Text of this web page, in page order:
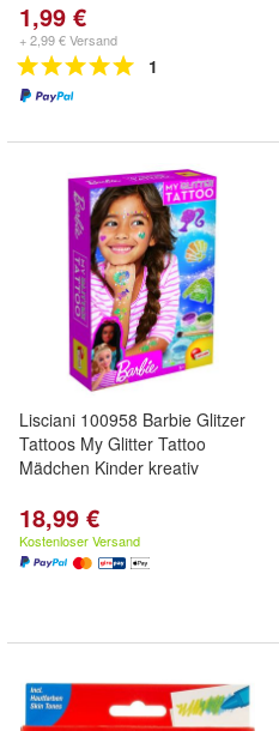
1,99 €
+ 2,99 € Versand
1
Lisciani 100958 Barbie Glitzer
Tattoos My Glitter Tattoo
Mädchen Kinder kreativ
18,99 €
Kostenloser Versand